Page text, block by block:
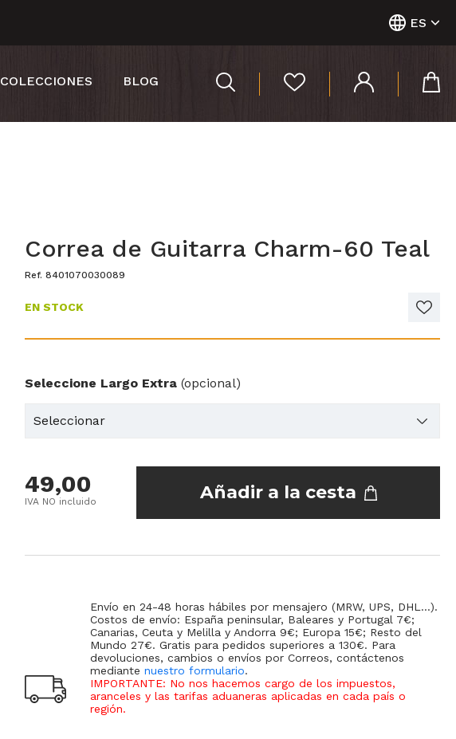
ES
COLECCIONES BLOG
Correa de Guitarra Charm-60 Teal
Ref. 8401070030089
EN STOCK
Seleccione Largo Extra (opcional)
49,00
IVA NO incluido Añadir a la cesta
Envío en 24-48 horas hábiles por mensajero (MRW, UPS, DHL...).
Costos de envío: España peninsular, Baleares y Portugal 7€;
Canarias, Ceuta y Melilla y Andorra 9€; Europa 15€; Resto del
Mundo 27€. Gratis para pedidos superiores a 130€. Para
devoluciones, cambios o envíos por Correos, contáctenos
mediantenuestro formulario.
IMPORTANTE: No nos hacemos cargo de los impuestos,
aranceles y las tarifas aduaneras aplicadas en cada país o
región.